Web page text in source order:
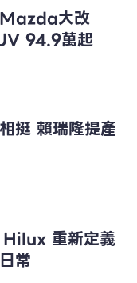
Mazda大改
94.9萬起
挺 賴瑞隆提產
重新定義
常